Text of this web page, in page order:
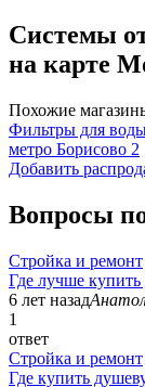
Системы
на карте
Похожие
Фильтры для
метро Борисово 2
Добавить
Вопросы
Стройка и ремонт
Где лучше
6 лет назад
1
ответ
Стройка и ремонт
Где купить